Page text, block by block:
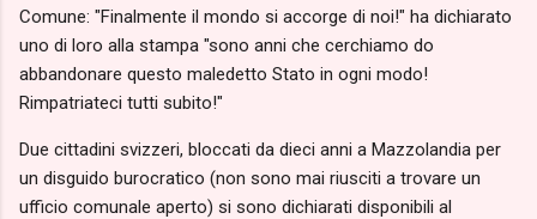
Comune: "Finalmente il mondo si accorge di noi!" ha dichiarato
uno di loro alla stampa "sono anni che cerchiamo do
abbandonare questo maledetto Stato in ogni modo!
Rimpatriateci tutti subito!"
Due cittadini svizzeri, bloccati da dieci anni a Mazzolandia per
un disguido burocratico (non sono mai riusciti a trovare un
ufficio comunale aperto) si sono dichiarati disponibili al